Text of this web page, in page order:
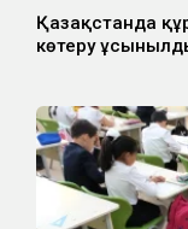
Қазақстанда
көтеру